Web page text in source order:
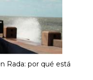
Rada: por qué está